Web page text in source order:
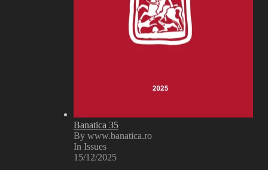
Banatica 35
By www.banatica.ro
In Issues
15/12/2025